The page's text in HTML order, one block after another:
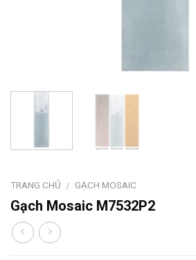
TRANG CHỦ / GẠCH MOSAIC
Gạch Mosaic M7532P2